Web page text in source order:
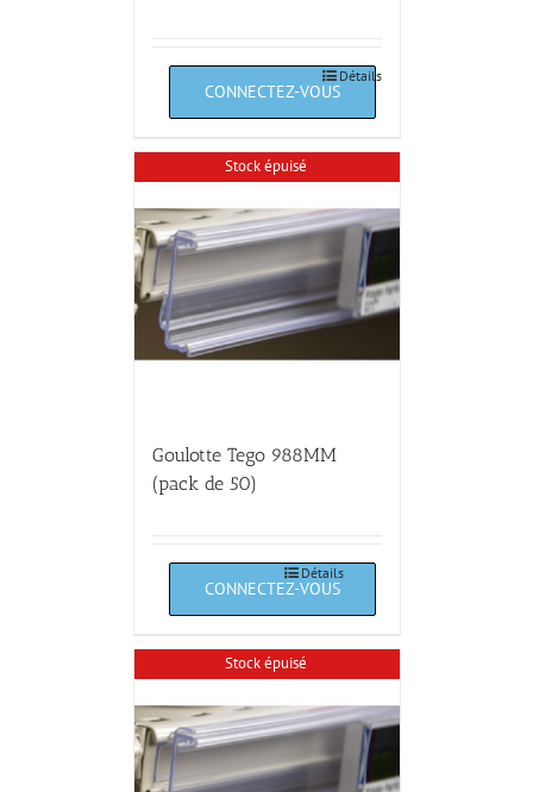
Détails
Stock épuisé
Goulotte Tego 988MM
(pack de 50)
Détails
Stock épuisé